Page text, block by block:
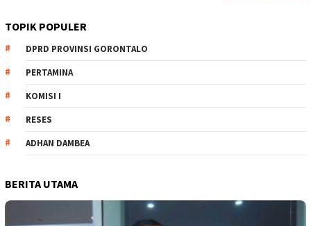
TOPIK POPULER
DPRD PROVINSI GORONTALO
PERTAMINA
KOMISI I
RESES
ADHAN DAMBEA
BERITA UTAMA